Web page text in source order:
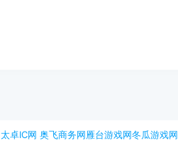
太卓IC网 奥飞商务网雁台游戏网冬瓜游戏网